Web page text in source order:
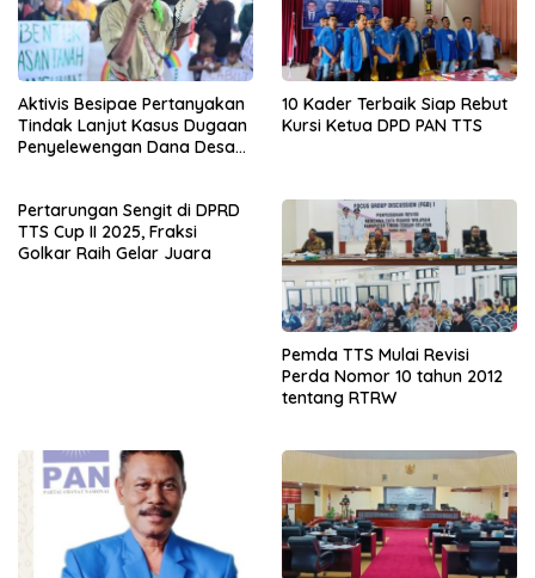
Aktivis Besipae Pertanyakan
Tindak Lanjut Kasus Dugaan
Penyelewengan Dana Desa
10 Kader Terbaik Siap Rebut
Kursi Ketua DPD PAN TTS
Pertarungan Sengit di DPRD
TTS Cup II 2025, Fraksi
Golkar Raih Gelar Juara
Pemda TTS Mulai Revisi
Perda Nomor 10 tahun 2012
tentang RTRW